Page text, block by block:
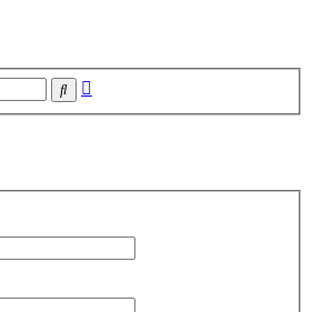
Suche